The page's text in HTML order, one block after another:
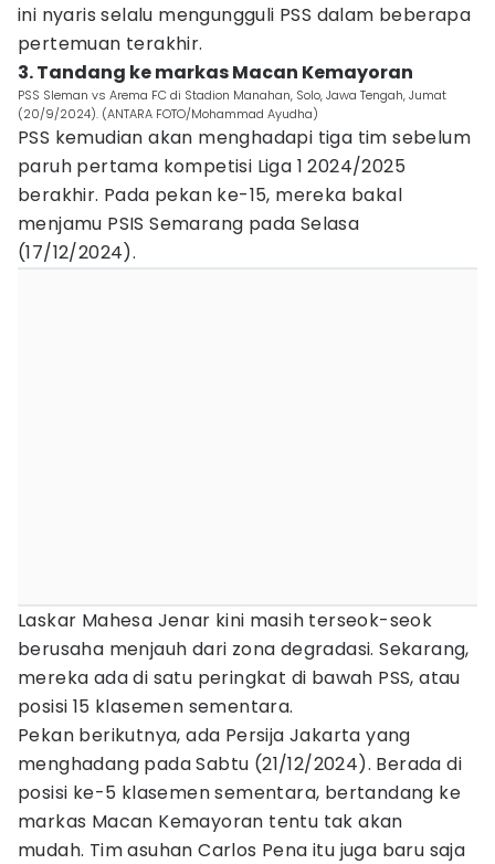
ini nyaris selalu mengungguli PSS dalam beberapa
pertemuan terakhir.
3. Tandang ke markas Macan Kemayoran
PSS Sleman vs Arema FC di Stadion Manahan, Solo, Jawa Tengah, Jumat
(20/9/2024). (ANTARA FOTO/Mohammad Ayudha)
PSS kemudian akan menghadapi tiga tim sebelum
paruh pertama kompetisi Liga 1 2024/2025
berakhir. Pada pekan ke-15, mereka bakal
menjamu PSIS Semarang pada Selasa
(17/12/2024).
Laskar Mahesa Jenar kini masih terseok-seok
berusaha menjauh dari zona degradasi. Sekarang,
mereka ada di satu peringkat di bawah PSS, atau
posisi 15 klasemen sementara.
Pekan berikutnya, ada Persija Jakarta yang
menghadang pada Sabtu (21/12/2024). Berada di
posisi ke-5 klasemen sementara, bertandang ke
markas Macan Kemayoran tentu tak akan
mudah. Tim asuhan Carlos Pena itu juga baru saja